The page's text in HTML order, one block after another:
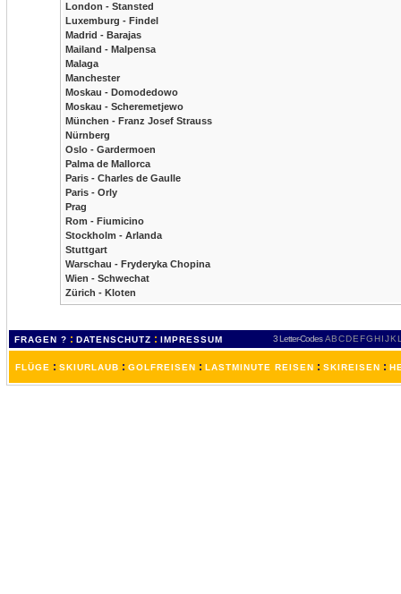
London - Stansted
Luxemburg - Findel
Madrid - Barajas
Mailand - Malpensa
Malaga
Manchester
Moskau - Domodedowo
Moskau - Scheremetjewo
München - Franz Josef Strauss
Nürnberg
Oslo - Gardermoen
Palma de Mallorca
Paris - Charles de Gaulle
Paris - Orly
Prag
Rom - Fiumicino
Stockholm - Arlanda
Stuttgart
Warschau - Fryderyka Chopina
Wien - Schwechat
Zürich - Kloten
FRAGEN ? : DATENSCHUTZ : IMPRESSUM 3 Letter-Codes ABCDEFGH IJKL
FLÜGE : SKIURLAUB : GOLFREISEN : LASTMINUTE REISEN : SKIREISEN :